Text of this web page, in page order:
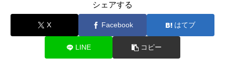
シェアする
X Facebook はてブ
LINE コピー